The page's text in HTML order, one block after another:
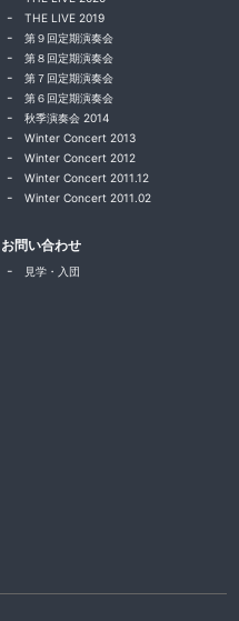
THE LIVE 2019
第９回定期演奏会
第８回定期演奏会
第７回定期演奏会
第６回定期演奏会
秋季演奏会 2014
Winter Concert 2013
Winter Concert 2012
Winter Concert 2011.12
Winter Concert 2011.02
お問い合わせ
見学・入団